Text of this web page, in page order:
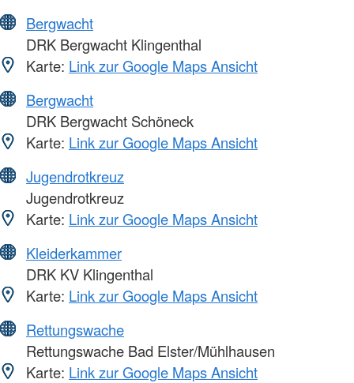
Bergwacht
DRK Bergwacht Klingenthal
Karte: Link zur Google Maps Ansicht
Bergwacht
DRK Bergwacht Schöneck
Karte: Link zur Google Maps Ansicht
Jugendrotkreuz
Jugendrotkreuz
Karte: Link zur Google Maps Ansicht
Kleiderkammer
DRK KV Klingenthal
Karte: Link zur Google Maps Ansicht
Rettungswache
Rettungswache Bad Elster/Mühlhausen
Karte: Link zur Google Maps Ansicht